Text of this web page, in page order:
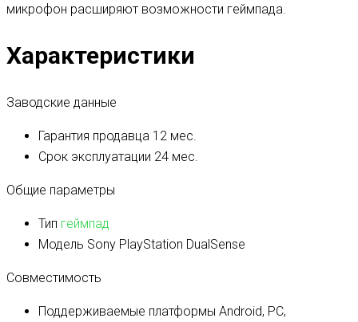
микрофон расширяют возможности геймпада.
Характеристики
Заводские данные
Гарантия продавца 12 мес.
Срок эксплуатации 24 мес.
Общие параметры
Тип геймпад
Модель Sony PlayStation DualSense
Совместимость
Поддерживаемые платформы Android, PC,